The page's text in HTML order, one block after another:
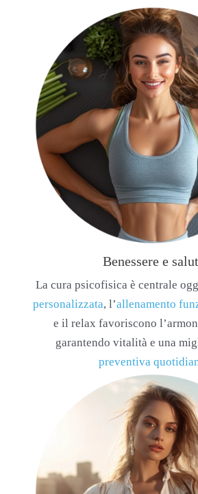
Benessere e
La cura psicofisica è centrale
personalizzata, l’allenamento
e il relax favoriscono
garantendo vitalità e una
preventiva